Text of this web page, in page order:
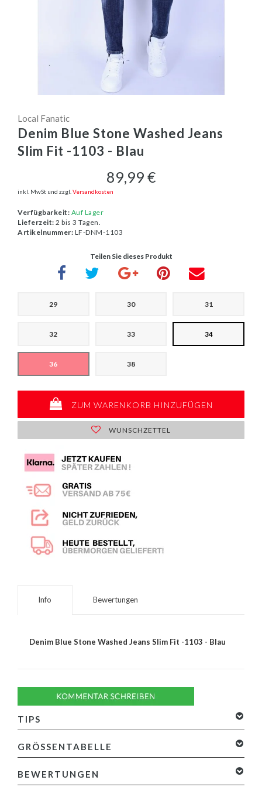
Local Fanatic
Denim Blue Stone Washed Jeans
Slim Fit -1103 - Blau
89,99 €
inkl. MwSt und zzgl. Versandkosten
Verfügbarkeit: Auf Lager
Lieferzeit: 2 bis 3 Tagen.
Artikelnummer: LF-DNM-1103
Teilen Sie dieses Produkt
29 30 31
32 33 34
36 38
ZUM WARENKORB HINZUFÜGEN
WUNSCHZETTEL
Info Bewertungen
Denim Blue Stone Washed Jeans Slim Fit -1103 - Blau
TIPS
GRÖSSENTABELLE
BEWERTUNGEN